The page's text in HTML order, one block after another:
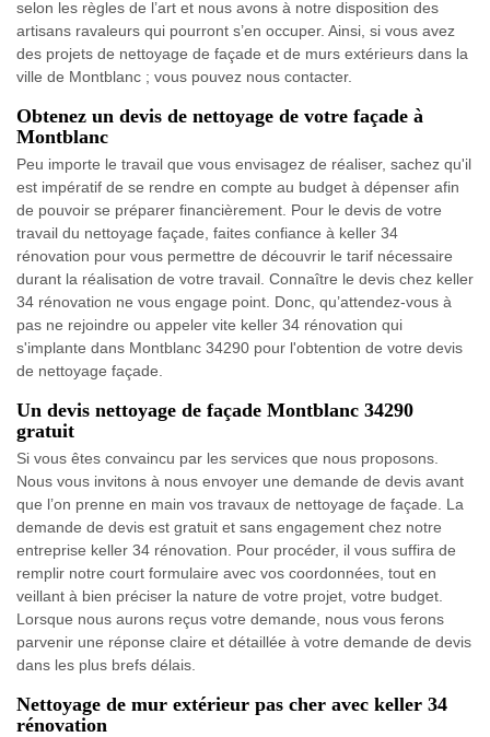
selon les règles de l’art et nous avons à notre disposition des
artisans ravaleurs qui pourront s’en occuper. Ainsi, si vous avez
des projets de nettoyage de façade et de murs extérieurs dans la
ville de Montblanc ; vous pouvez nous contacter.
Obtenez un devis de nettoyage de votre façade à
Montblanc
Peu importe le travail que vous envisagez de réaliser, sachez qu'il
est impératif de se rendre en compte au budget à dépenser afin
de pouvoir se préparer financièrement. Pour le devis de votre
travail du nettoyage façade, faites confiance à keller 34
rénovation pour vous permettre de découvrir le tarif nécessaire
durant la réalisation de votre travail. Connaître le devis chez keller
34 rénovation ne vous engage point. Donc, qu’attendez-vous à
pas ne rejoindre ou appeler vite keller 34 rénovation qui
s'implante dans Montblanc 34290 pour l'obtention de votre devis
de nettoyage façade.
Un devis nettoyage de façade Montblanc 34290
gratuit
Si vous êtes convaincu par les services que nous proposons.
Nous vous invitons à nous envoyer une demande de devis avant
que l’on prenne en main vos travaux de nettoyage de façade. La
demande de devis est gratuit et sans engagement chez notre
entreprise keller 34 rénovation. Pour procéder, il vous suffira de
remplir notre court formulaire avec vos coordonnées, tout en
veillant à bien préciser la nature de votre projet, votre budget.
Lorsque nous aurons reçus votre demande, nous vous ferons
parvenir une réponse claire et détaillée à votre demande de devis
dans les plus brefs délais.
Nettoyage de mur extérieur pas cher avec keller 34
rénovation